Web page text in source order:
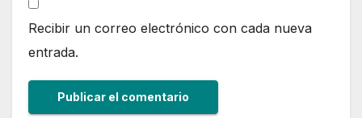
Recibir un correo electrónico con cada nueva
entrada.